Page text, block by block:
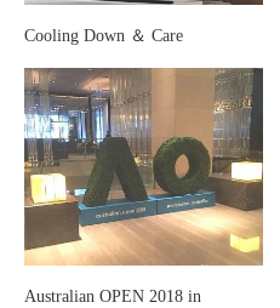
Cooling Down ＆ Care
Australian OPEN 2018 in